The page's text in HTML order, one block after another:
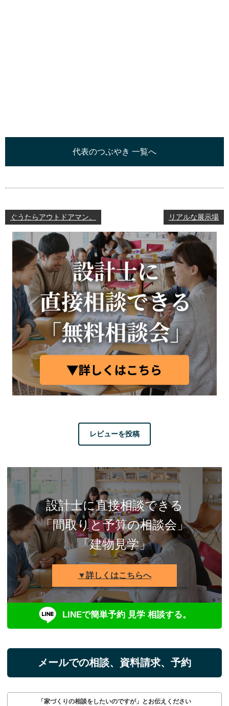
代表のつぶやき 一覧へ
ぐうたらアウトドアマン。 リアルな展示場
レビューを投稿
設計士に直接相談できる
「間取りと予算の相談会」
「建物見学」
▼詳しくはこちらへ
LINEで簡単予約 見学 相談する。
メールでの相談、資料請求、予約
「家づくりの相談をしたいのですが」とお伝えください